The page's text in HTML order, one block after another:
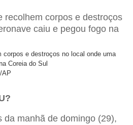
corpos e destroços no local onde uma
Coreia do Sul
AP
da manhã de domingo (29),